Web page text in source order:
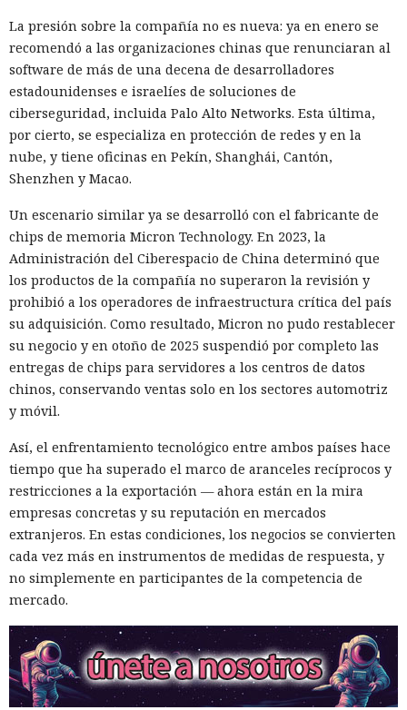
La presión sobre la compañía no es nueva: ya en enero se
recomendó a las organizaciones chinas que renunciaran al
software de más de una decena de desarrolladores
estadounidenses e israelíes de soluciones de
ciberseguridad, incluida Palo Alto Networks. Esta última,
por cierto, se especializa en protección de redes y en la
nube, y tiene oficinas en Pekín, Shanghái, Cantón,
Shenzhen y Macao.
Un escenario similar ya se desarrolló con el fabricante de
chips de memoria Micron Technology. En 2023, la
Administración del Ciberespacio de China determinó que
los productos de la compañía no superaron la revisión y
prohibió a los operadores de infraestructura crítica del país
su adquisición. Como resultado, Micron no pudo restablecer
su negocio y en otoño de 2025 suspendió por completo las
entregas de chips para servidores a los centros de datos
chinos, conservando ventas solo en los sectores automotriz
y móvil.
Así, el enfrentamiento tecnológico entre ambos países hace
tiempo que ha superado el marco de aranceles recíprocos y
restricciones a la exportación — ahora están en la mira
empresas concretas y su reputación en mercados
extranjeros. En estas condiciones, los negocios se convierten
cada vez más en instrumentos de medidas de respuesta, y
no simplemente en participantes de la competencia de
mercado.